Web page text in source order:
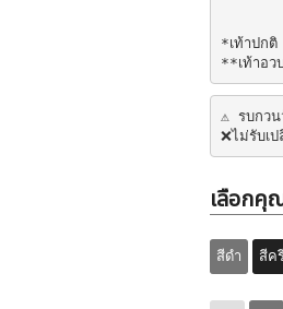
*เท้าปกติ
**เท้าอ
⚠️ รบกวน
❌ไม่รับ
เลือกคุ
สีดำ สีค